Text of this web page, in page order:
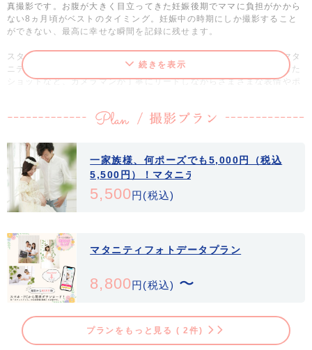
真撮影です。お腹が大きく目立ってきた妊娠後期でママに負担がかから
ない8ヵ月頃がベストのタイミング。妊娠中の時期にしか撮影すること
ができない、最高に幸せな瞬間を記録に残せます。
スタジオアリスでは白を基調とした、やさしくあたたかな空間でのマタ
ニティフォトをご提案しています。にっこりとした笑顔や視線を外した
ショットなど、カメラマンが丁寧にリードしながらさまざまな表情やポ
軽にお申しつけください。
また、マタニティドレスの無料レンタルや、撮影料無料などのスペシャ
ル特典も好評です。マタニティライフを応援するマタニティセミナーで
は、助産師さんによるレクチャーやマタニティヨガ、ベビーマッサージ
など新米ママパパに役立つ内容が盛りだくさん！参加料も無料です。ぜ
ひご参加ください。
続きを表示
一家族様、何ポーズでも5,000円（税込
5,500円）！マタニティフォト
5,500円(税込)
マタニティフォトデータプラン
8,800円(税込) 〜
プランをもっと見る ( 2件)